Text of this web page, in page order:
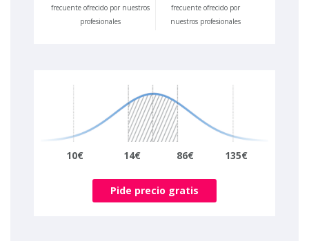
frecuente ofrecido por nuestros
profesionales
frecuente ofrecido por
nuestros profesionales
10€ 14€ 86€ 135€
Pide precio gratis